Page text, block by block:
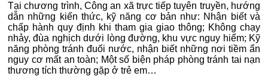
Tại chương trình, Công an xã trực tiếp tuyên truyền, hướng
dẫn những kiến thức, kỹ năng cơ bản như: Nhận biết và
chấp hành quy định khi tham gia giao thông; Không chạy
nhảy, đùa nghịch dưới lòng đường, khu vực nguy hiểm; Kỹ
năng phòng tránh đuối nước, nhận biết những nơi tiềm ẩn
nguy cơ mất an toàn; Một số biện pháp phòng tránh tai nạn
thương tích thường gặp ở trẻ em…